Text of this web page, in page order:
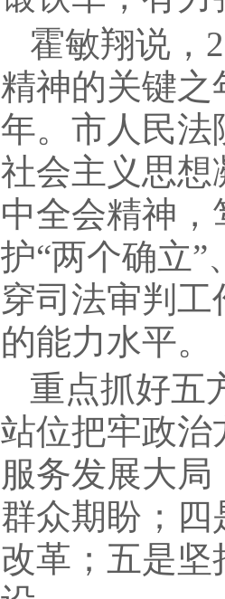
霍敏翔说，
精神的关键之
年。市人民法
社会主义思想
中全会精神
护“两个确立”
穿司法审判
的能力水平。
重点抓好五
站位把牢政治
服务发展大
群众期盼；
改革；五是